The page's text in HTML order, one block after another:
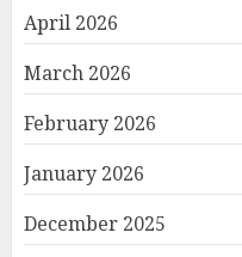
April 2026
March 2026
February 2026
January 2026
December 2025